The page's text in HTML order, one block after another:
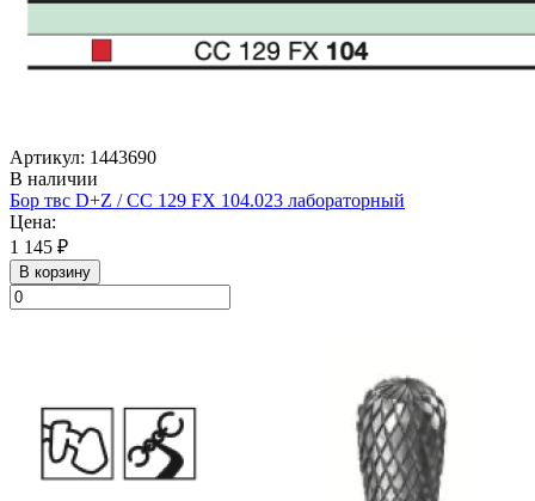
Артикул: 1443690
В наличии
Бор твс D+Z / CC 129 FX 104.023 лабораторный
Цена:
1 145 ₽
В корзину